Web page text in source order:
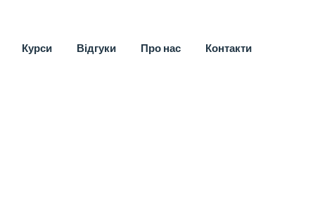
Курси Відгуки Про нас Контакти